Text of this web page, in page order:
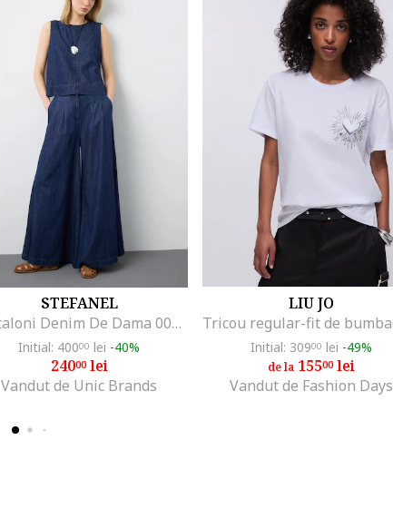
STEFANEL
Pantaloni Denim De Dama 003570227
Initial: 40000 lei -40%
24000lei
Vandut de Unic Brands
LIU JO
Initial: 30900 lei -49%
de la 15500lei
Vandut de Fashion Days